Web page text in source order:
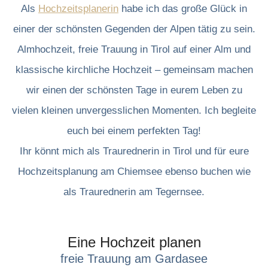
Als Hochzeitsplanerin habe ich das große Glück in
einer der schönsten Gegenden der Alpen tätig zu sein.
Almhochzeit, freie Trauung in Tirol auf einer Alm und
klassische kirchliche Hochzeit – gemeinsam machen
wir einen der schönsten Tage in eurem Leben zu
vielen kleinen unvergesslichen Momenten. Ich begleite
euch bei einem perfekten Tag!
Ihr könnt mich als Traurednerin in Tirol und für eure
Hochzeitsplanung am Chiemsee ebenso buchen wie
als Traurednerin am Tegernsee.
Eine Hochzeit planen
freie Trauung am Gardasee